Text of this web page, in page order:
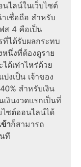
ไลน์ในเว็บไซต์
เชื่อถือ สำหรับ
ส 4 คือเป็น
ที่ได้รับผลกระทบ
นึ่งที่ต้องดูราย
ด้เท่าไหร่ด้วย
งเป็น เจ้าของ
สำหรับเงิน
งินงวดแรกเป็นที่
ไซต์ออนไลน์ได้
าก็สามารถ
ที